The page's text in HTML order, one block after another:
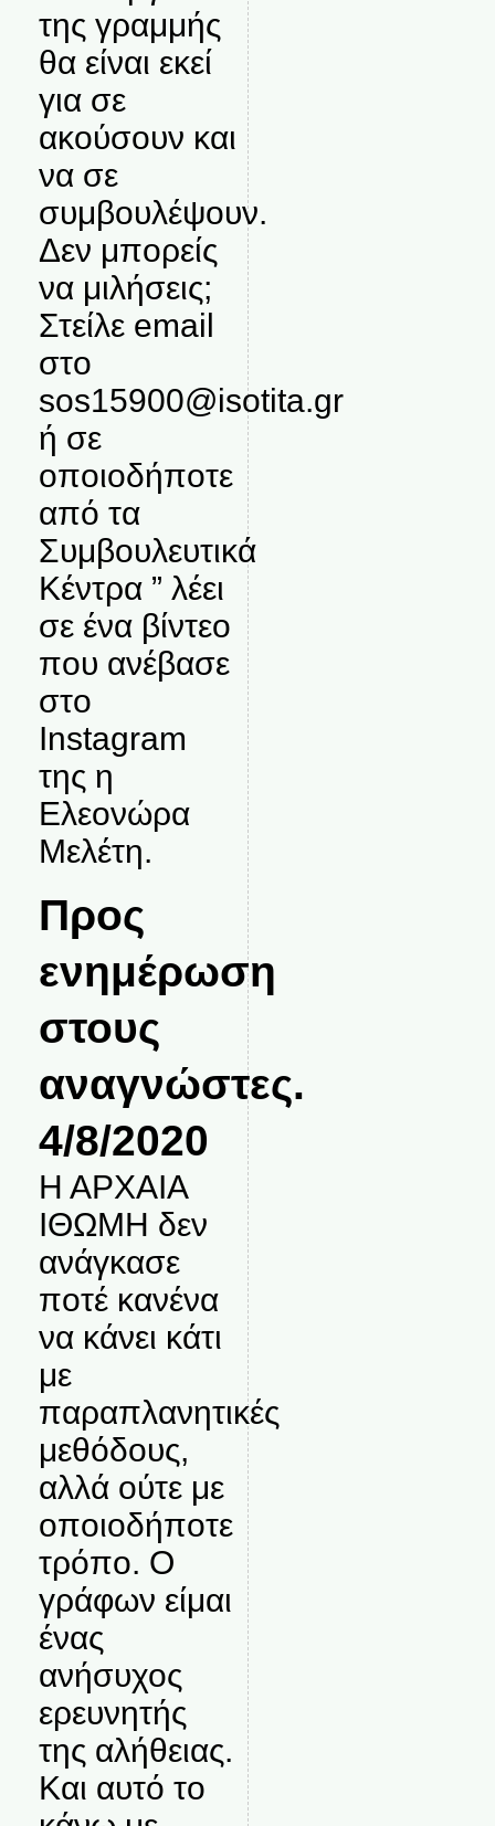
της γραμμής
θα είναι εκεί
για σε
ακούσουν και
να σε
συμβουλέψουν.
Δεν μπορείς
να μιλήσεις;
Στείλε email
στο
sos15900@isotita.gr
ή σε
οποιοδήποτε
από τα
Συμβουλευτικά
Κέντρα ” λέει
σε ένα βίντεο
που ανέβασε
στο
Instagram
της η
Ελεονώρα
Μελέτη.
Προς
ενημέρωση
στους
αναγνώστες.
4/8/2020
Η ΑΡΧΑΙΑ
ΙΘΩΜΗ δεν
ανάγκασε
ποτέ κανένα
να κάνει κάτι
με
παραπλανητικές
μεθόδους,
αλλά ούτε με
οποιοδήποτε
τρόπο. Ο
γράφων είμαι
ένας
ανήσυχος
ερευνητής
της αλήθειας.
Και αυτό το